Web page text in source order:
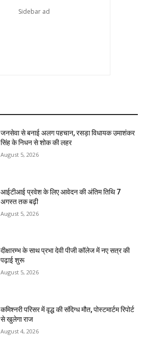
जनसेवा से बनाई अलग पहचान, रसड़ा विधायक उमाशंकर
सिंह के निधन से शोक की लहर
August 5, 2026
आईटीआई प्रवेश के लिए आवेदन की अंतिम तिथि 7
अगस्त तक बढ़ी
August 5, 2026
दीक्षारम्भ के साथ प्रभा देवी पीजी कॉलेज में नए सत्र की
पढ़ाई शुरू
August 5, 2026
कमिश्नरी परिसर में वृद्ध की संदिग्ध मौत, पोस्टमार्टम रिपोर्ट
से खुलेगा राज
August 4, 2026